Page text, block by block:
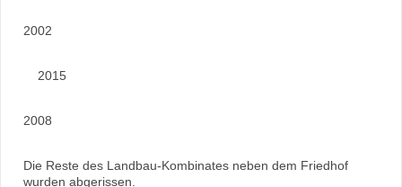
2002
2015
2008
Die Reste des Landbau-Kombinates neben dem Friedhof
wurden abgerissen.